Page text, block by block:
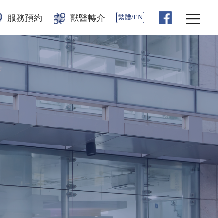
服務預約 獸醫轉介 繁體/EN